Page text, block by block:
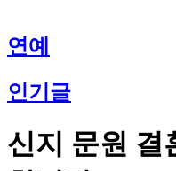
연예
인기글
신지 문원 결